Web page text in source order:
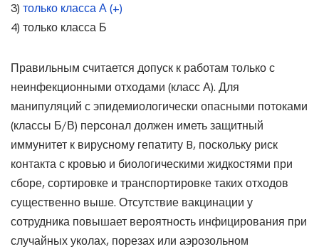
3) только класса А (+)
4) только класса Б
Правильным считается допуск к работам только с
неинфекционными отходами (класс А). Для
манипуляций с эпидемиологически опасными потоками
(классы Б/В) персонал должен иметь защитный
иммунитет к вирусному гепатиту B, поскольку риск
контакта с кровью и биологическими жидкостями при
сборе, сортировке и транспортировке таких отходов
существенно выше. Отсутствие вакцинации у
сотрудника повышает вероятность инфицирования при
случайных уколах, порезах или аэрозольном